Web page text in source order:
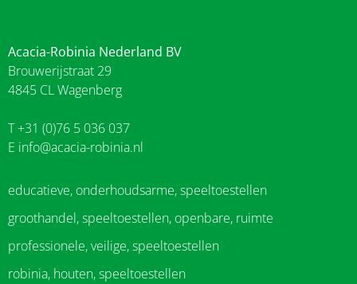
Acacia-Robinia Nederland BV
Brouwerijstraat 29
4845 CL Wagenberg
T +31 (0)76 5 036 037
E info@acacia-robinia.nl
educatieve, onderhoudsarme, speeltoestellen
groothandel, speeltoestellen, openbare, ruimte
professionele, veilige, speeltoestellen
robinia, houten, speeltoestellen